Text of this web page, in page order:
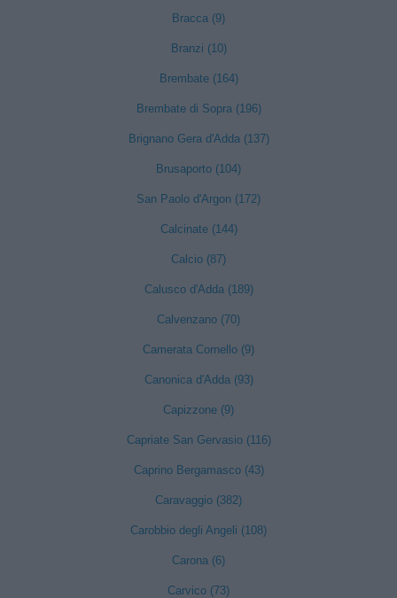
Bracca (9)
Branzi (10)
Brembate (164)
Brembate di Sopra (196)
Brignano Gera d'Adda (137)
Brusaporto (104)
San Paolo d'Argon (172)
Calcinate (144)
Calcio (87)
Calusco d'Adda (189)
Calvenzano (70)
Camerata Cornello (9)
Canonica d'Adda (93)
Capizzone (9)
Capriate San Gervasio (116)
Caprino Bergamasco (43)
Caravaggio (382)
Carobbio degli Angeli (108)
Carona (6)
Carvico (73)